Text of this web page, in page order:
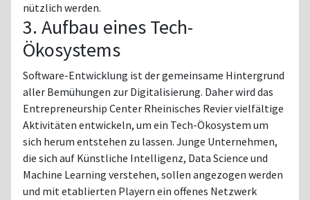
nützlich werden.
3. Aufbau eines Tech-
Ökosystems
Software-Entwicklung ist der gemeinsame Hintergrund
aller Bemühungen zur Digitalisierung. Daher wird das
Entrepreneurship Center Rheinisches Revier vielfältige
Aktivitäten entwickeln, um ein Tech-Ökosystem um
sich herum entstehen zu lassen. Junge Unternehmen,
die sich auf Künstliche Intelligenz, Data Science und
Machine Learning verstehen, sollen angezogen werden
und mit etablierten Playern ein offenes Netzwerk